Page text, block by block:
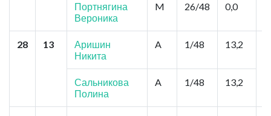
Портнягина
Вероника
M 26/48 0,0
28 13
Аришин
Никита
A 1/48 13,2
Сальникова
Полина
A 1/48 13,2